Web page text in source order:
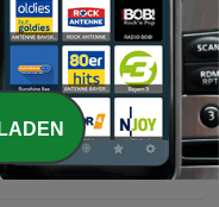
Martin Hansen)